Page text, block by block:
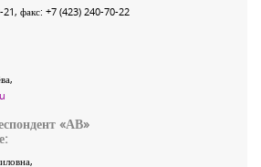
21, факс: +7 (423) 240-70-22
«АВ»